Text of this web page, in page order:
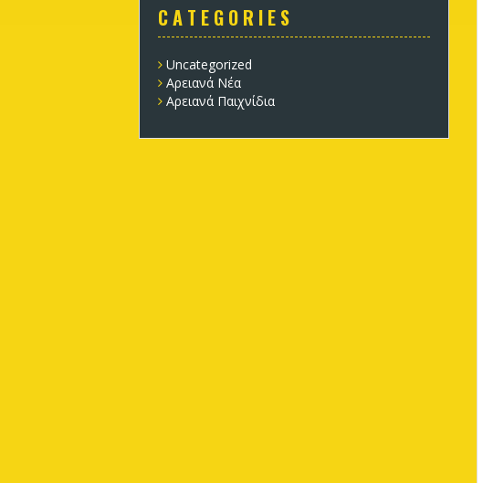
C A T E G O R I E S
Uncategorized
Αρειανά Νέα
Αρειανά Παιχνίδια